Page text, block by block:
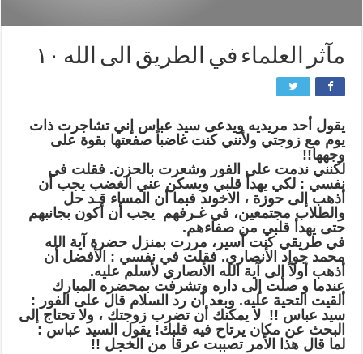
مآثر العلماء في الطريق الى الله ١٠
يقول أحد مريديه ويدعى سيد عباس إني تشاجرت ذات
يوم مع زوجتي ولأنني كنت غاضباً صفعتها بقوة على
وجهها!!
لكنني ندمت على الفور وشعرت بالحزن. فقلت في
نفسي : لكي يهدأ قلبي ويسكن عني الغضب يجب أن
أذهب إلى حوزة ، الاخوند فبما أن المساء قـد حل
والطلاب مجتمعين، في غـرفهم يجب أن أكون بجانبهم
حتى يهدأ قلبي من صفاءهم.
في طريقي كنت أسير، مررت بمنزل حضرة آية الله
محمد جواد الأنصاري. فقلت في نفسي : الأفضل أن
أذهب أولاً إلى آية الله الأنصاري لأسلم عليه.
عندما و صلت إلى داره وتشرفت بمحضره المبارك
ألقيت التحية عليه. وبعد أن رد السلام قال على الفور :
سيد عباس !! لا يمكنك أن تضرب زوجتك ، ولا تحتاج إلى
البحث عن مكان يرتاح فيه قلبك! يقول السيد عباس :
لما قال هذا الأمر تصببت عرقا من الخجل !!